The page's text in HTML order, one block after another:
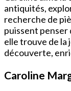
antiquités,
recherche de
puissent penser
elle trouve de la
découverte,
Caroline